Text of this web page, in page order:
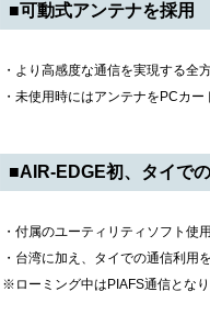
■可動式アンテナを採用
・より高感度な通信を実現する全
・未使用時にはアンテナをPCカー
■AIR-EDGE初、タイで
・付属のユーティリティソフト使
・台湾に加え、タイでの通信利用
※ローミング中はPIAFS通信となり